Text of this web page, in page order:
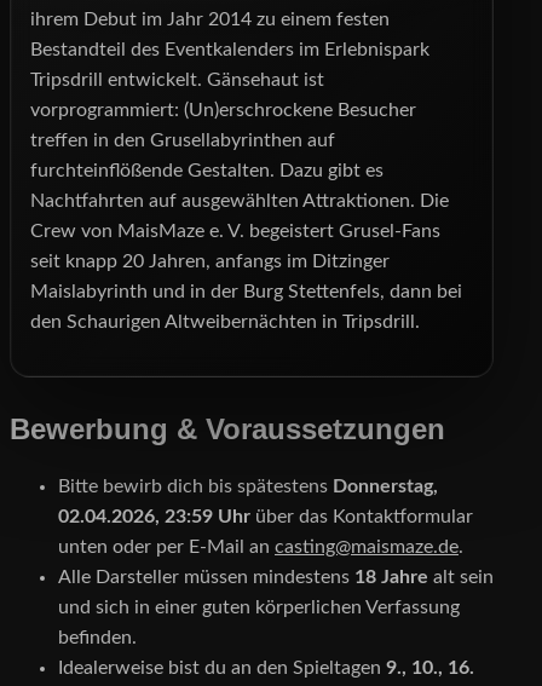
ihrem Debut im Jahr 2014 zu einem festen
Bestandteil des Eventkalenders im Erlebnispark
Tripsdrill entwickelt. Gänsehaut ist
vorprogrammiert: (Un)erschrockene Besucher
treffen in den Grusellabyrinthen auf
furchteinflößende Gestalten. Dazu gibt es
Nachtfahrten auf ausgewählten Attraktionen. Die
Crew von MaisMaze e. V. begeistert Grusel-Fans
seit knapp 20 Jahren, anfangs im Ditzinger
Maislabyrinth und in der Burg Stettenfels, dann bei
den Schaurigen Altweibernächten in Tripsdrill.
Bewerbung & Voraussetzungen
Bitte bewirb dich bis spätestens Donnerstag,
02.04.2026, 23:59 Uhr über das Kontaktformular
unten oder per E-Mail an casting@maismaze.de.
Alle Darsteller müssen mindestens 18 Jahre alt sein
und sich in einer guten körperlichen Verfassung
befinden.
Idealerweise bist du an den Spieltagen 9., 10., 16.